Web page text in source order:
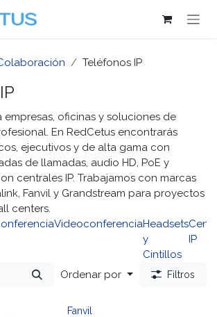
Teléfonos IP
empresas, oficinas y soluciones de
En RedCetus encontrarás
ejecutivos y de alta gama con
de llamadas, audio HD, PoE y
centrales IP. Trabajamos con marcas
Fanvil y Grandstream para proyectos
centers.
VideoconferenciaHeadsets
y
Cintillos
IP
Ordenar por Filtros
Fanvil